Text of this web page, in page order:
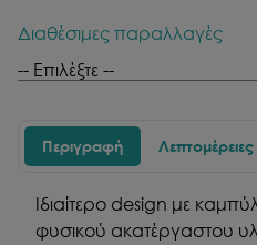
Διαθέσιμες παραλλαγές
Περιγραφή Λεπτομέρειες
Ιδιαίτερο design με
φυσικού ακατέργαστου